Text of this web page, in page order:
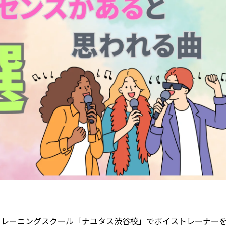
ーニングスクール「ナユタス渋谷校」でボイストレーナー